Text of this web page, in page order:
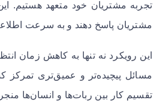
مشتریان پاسخ دهند و به سرعت
این رویکرد نه تنها به کاهش زمان
مسائل پیچیده‌تر و عمیق‌تری تمرکز
تقسیم کار بین ربات‌ها و انسان‌ها